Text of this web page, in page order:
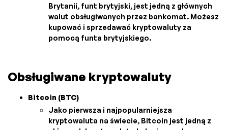
Brytanii, funt brytyjski, jest jedną z głównych
walut obsługiwanych przez bankomat. Możesz
kupować i sprzedawać kryptowaluty za
pomocą funta brytyjskiego.
Obsługiwane kryptowaluty
Bitcoin (BTC)
Jako pierwsza i najpopularniejsza
kryptowaluta na świecie, Bitcoin jest jedną z